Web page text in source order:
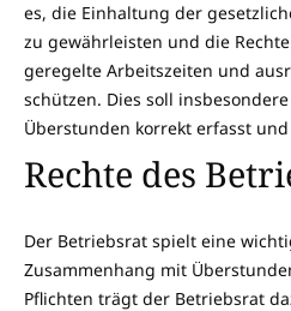
es, die Einhaltung der
zu gewährleisten und die
geregelte Arbeitszeiten und
schützen. Dies soll
Überstunden korrekt erfasst
Rechte des
Der Betriebsrat spielt eine
Zusammenhang mit
Pflichten trägt der Betriebsrat